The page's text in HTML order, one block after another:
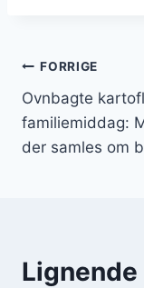
FORRIGE
Ovnbagte
familiemiddag:
der samles om